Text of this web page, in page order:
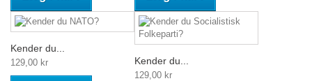
Kender du...
129,00 kr Kender du...
129,00 kr